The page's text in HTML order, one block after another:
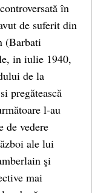
în
de suferit din
(Barbati
in iulie 1940,
de la
pregătească
l-au
de vedere
ale lui
şi
mai